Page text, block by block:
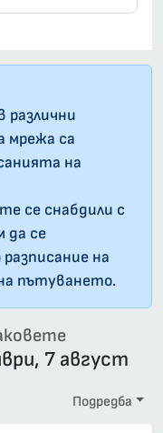
различни
мрежа са
на
се снабдили с
да се
на
пътуването.
7 август
Подредба